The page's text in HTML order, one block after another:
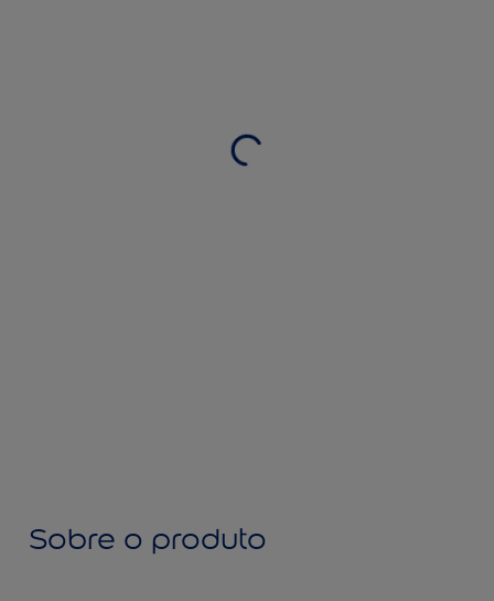
Sobre o produto